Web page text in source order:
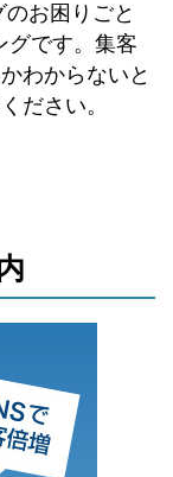
お困りごと
グです。集客
わからないと
ださい。